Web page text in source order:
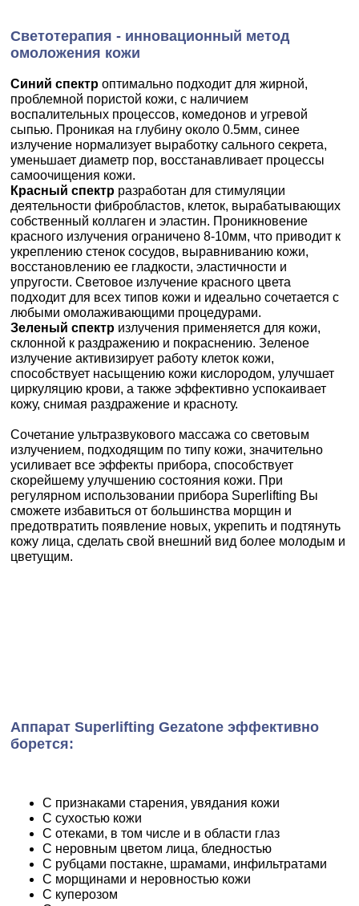
Светотерапия - инновационный метод
омоложения кожи
Синий спектр оптимально подходит для жирной,
проблемной пористой кожи, с наличием
воспалительных процессов, комедонов и угревой
сыпью. Проникая на глубину около 0.5мм, синее
излучение нормализует выработку сального секрета,
уменьшает диаметр пор, восстанавливает процессы
самоочищения кожи.
Красный спектр разработан для стимуляции
деятельности фибробластов, клеток, вырабатывающих
собственный коллаген и эластин. Проникновение
красного излучения ограничено 8-10мм, что приводит к
укреплению стенок сосудов, выравниванию кожи,
восстановлению ее гладкости, эластичности и
упругости. Световое излучение красного цвета
подходит для всех типов кожи и идеально сочетается с
любыми омолаживающими процедурами.
Зеленый спектр излучения применяется для кожи,
склонной к раздражению и покраснению. Зеленое
излучение активизирует работу клеток кожи,
способствует насыщению кожи кислородом, улучшает
циркуляцию крови, а также эффективно успокаивает
кожу, снимая раздражение и красноту.
Сочетание ультразвукового массажа со световым
излучением, подходящим по типу кожи, значительно
усиливает все эффекты прибора, способствует
скорейшему улучшению состояния кожи. При
регулярном использовании прибора Superlifting Вы
сможете избавиться от большинства морщин и
предотвратить появление новых, укрепить и подтянуть
кожу лица, сделать свой внешний вид более молодым и
цветущим.
Аппарат Superlifting Gezatone эффективно
борется:
С признаками старения, увядания кожи
С сухостью кожи
С отеками, в том числе и в области глаз
С неровным цветом лица, бледностью
С рубцами постакне, шрамами, инфильтратами
С морщинами и неровностью кожи
С куперозом